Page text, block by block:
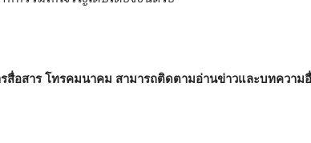
อสาร โทรคมนาคม สามารถติดตามอ่านข่าวและบทความ